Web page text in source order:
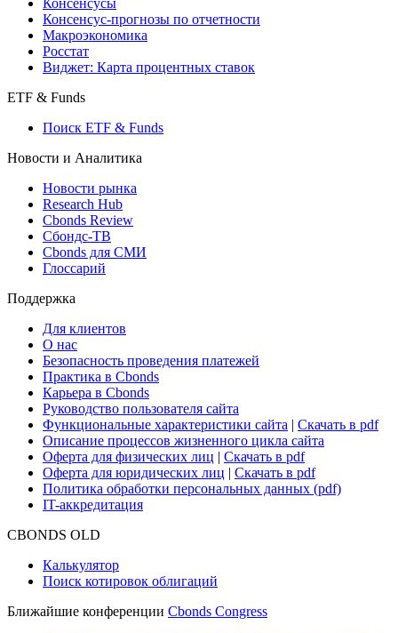
Консенсусы
Консенсус-прогнозы по отчетности
Макроэкономика
Росстат
Виджет: Карта процентных ставок
ETF & Funds
Поиск ETF & Funds
Новости и Аналитика
Новости рынка
Research Hub
Cbonds Review
Сбондс-ТВ
Cbonds для СМИ
Глоссарий
Поддержка
Для клиентов
О нас
Безопасность проведения платежей
Практика в Cbonds
Карьера в Cbonds
Руководство пользователя сайта
Функциональные характеристики сайта | Скачать в pdf
Описание процессов жизненного цикла сайта
Оферта для физических лиц | Скачать в pdf
Оферта для юридических лиц | Скачать в pdf
Политика обработки персональных данных (pdf)
IT-аккредитация
CBONDS OLD
Калькулятор
Поиск котировок облигаций
Ближайшие конференции Cbonds Congress